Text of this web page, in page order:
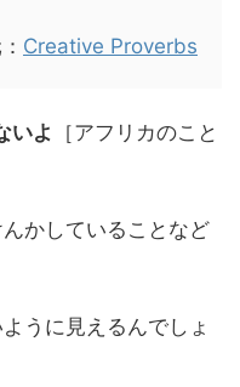
Creative Proverbs
いよ
［アフリカのこと
かしていることなど
うに見えるんでしょ